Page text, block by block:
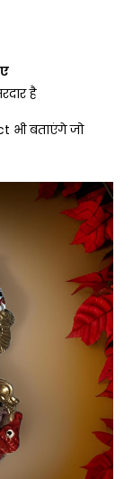
है
भी बताएंगे जो